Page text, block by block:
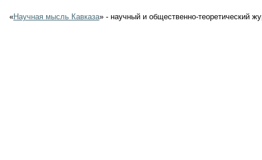
«Научная мысль Кавказа» - научный и общественно-теоретический